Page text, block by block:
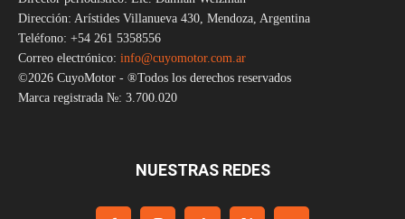
Dirección: Arístides Villanueva 430, Mendoza, Argentina
Teléfono: +54 261 5358556
Correo electrónico: info@cuyomotor.com.ar
©2026 CuyoMotor - ®Todos los derechos reservados
Marca registrada №: 3.700.020
NUESTRAS REDES